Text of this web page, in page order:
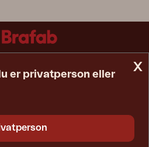
x
er privatperson eller